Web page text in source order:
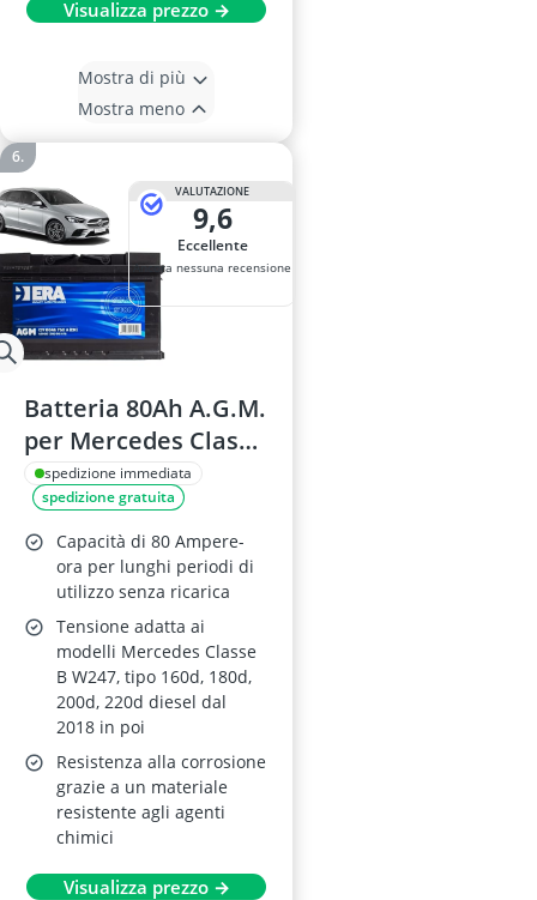
Visualizza prezzo →
Mostra di più
Mostra meno
VALUTAZIONE
9,6
Eccellente
Ancora nessuna recensione
Batteria 80Ah A.G.M.
per Mercedes Classe
B W247
spedizione immediata
spedizione gratuita
Capacità di 80 Ampere-
ora per lunghi periodi di
utilizzo senza ricarica
Tensione adatta ai
modelli Mercedes Classe
B W247, tipo 160d, 180d,
200d, 220d diesel dal
2018 in poi
Resistenza alla corrosione
grazie a un materiale
resistente agli agenti
chimici
Visualizza prezzo →